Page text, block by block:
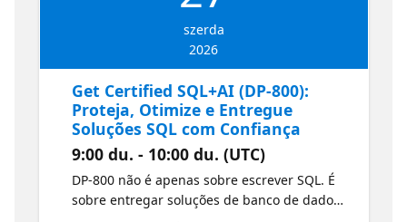
szerda
2026
Get Certified SQL+AI (DP-800):
Proteja, Otimize e Entregue
Soluções SQL com Confiança
9:00 du. - 10:00 du. (UTC)
DP-800 não é apenas sobre escrever SQL. É
sobre entregar soluções de banco de dados